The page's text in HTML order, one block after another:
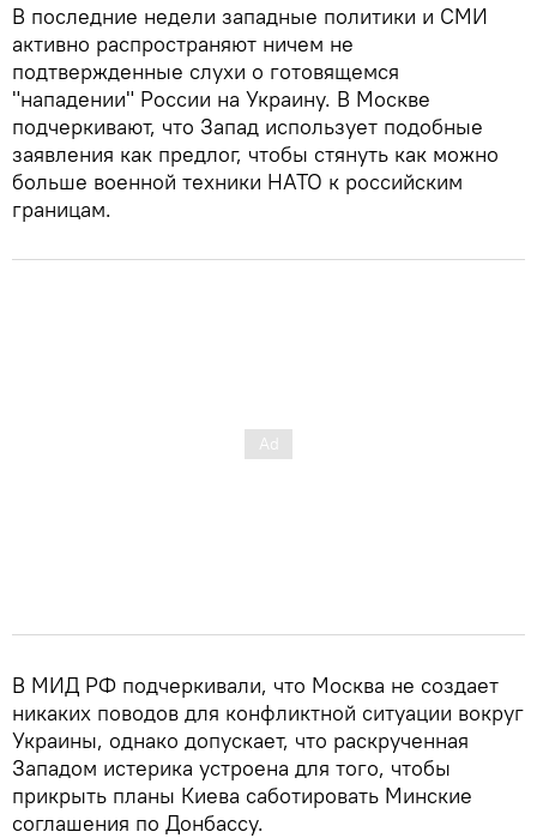
В последние недели западные политики и СМИ
активно распространяют ничем не
подтвержденные слухи о готовящемся
"нападении" России на Украину. В Москве
подчеркивают, что Запад использует подобные
заявления как предлог, чтобы стянуть как можно
больше военной техники НАТО к российским
границам.
В МИД РФ подчеркивали, что Москва не создает
никаких поводов для конфликтной ситуации вокруг
Украины, однако допускает, что раскрученная
Западом истерика устроена для того, чтобы
прикрыть планы Киева саботировать Минские
соглашения по Донбассу.